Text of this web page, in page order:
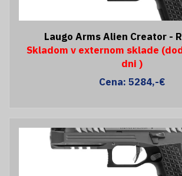
Laugo Arms Alien Creator -
Skladom v externom sklade
dni )
Cena: 5284,-€